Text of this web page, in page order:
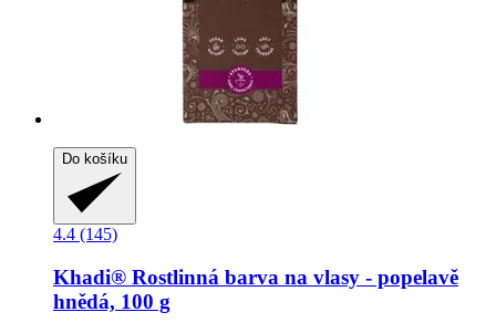
Do košíku
4.4 (145)
Khadi® Rostlinná barva na vlasy -​ popelavě
hnědá, 100 g